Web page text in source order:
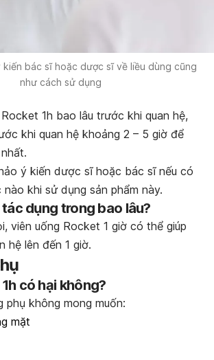
kiến bác sĩ hoặc dược sĩ về liều dùng cũng
như cách sử dụng
1h bao lâu trước khi quan hệ,
khi quan hệ khoảng 2 – 5 giờ để
ý kiến dược sĩ hoặc bác sĩ nếu có
khi sử dụng sản phẩm này.
dụng trong bao lâu?
viên uống Rocket 1 giờ có thể giúp
hệ lên đến 1 giờ.
có hại không?
không mong muốn:
mặt